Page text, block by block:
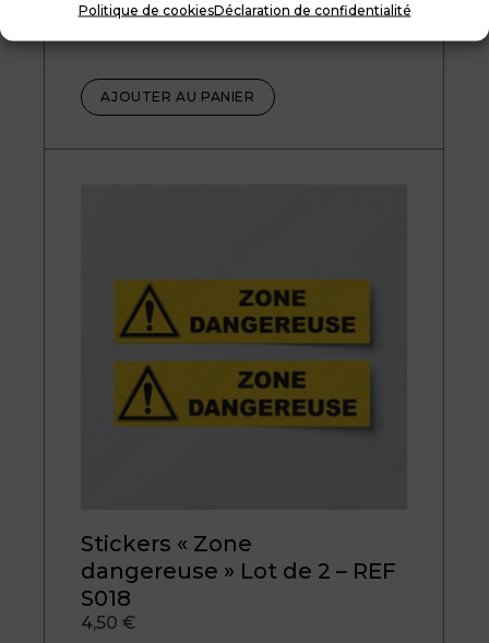
Politique de cookiesDéclaration de confidentialité
AJOUTER AU PANIER
Stickers « Zone
dangereuse » Lot de 2 – REF
S018
4,50€